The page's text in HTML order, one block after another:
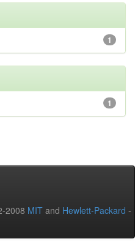
1
1
2008 MIT and Hewlett-Packard -